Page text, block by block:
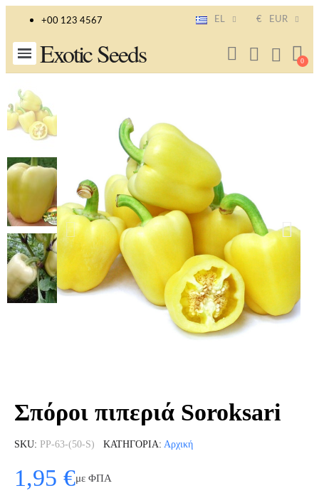
+00 123 4567 EL € EUR
Exotic Seeds
Σπόροι πιπεριά Soroksari
SKU PP-63-(50-S) ΚΑΤΗΓΟΡΊΑ Αρχική
1,95 €με ΦΠΑ